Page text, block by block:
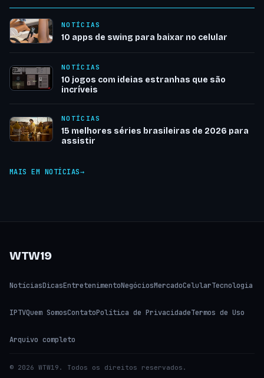
NOTÍCIAS
10 apps de swing para baixar no celular
NOTÍCIAS
10 jogos com ideias estranhas que são
incríveis
NOTÍCIAS
15 melhores séries brasileiras de 2026 para
assistir
MAIS EM NOTÍCIAS
WTW19
NotíciasDicasEntretenimentoNegóciosMercadoCelularTecnologia
IPTVQuem SomosContatoPolítica de PrivacidadeTermos de Uso
Arquivo completo
© 2026 WTW19. Todos os direitos reservados.